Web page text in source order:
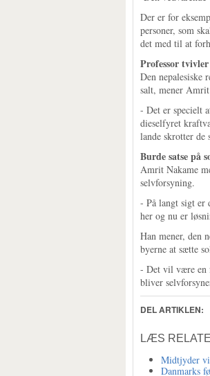
Der er for
personer, som
det med til at
Professor
Den nepalesiske
salt, mener
- Det er specielt
dieselfyret
lande skrotter de
Burde satse på
Amrit Nakame
selvforsyning.
- På langt sigt er
her og nu er
Han mener, den
byerne at sætte
- Det vil være en
bliver
DEL ARTIKLEN:
LÆS
Midtjyder
Danmarks